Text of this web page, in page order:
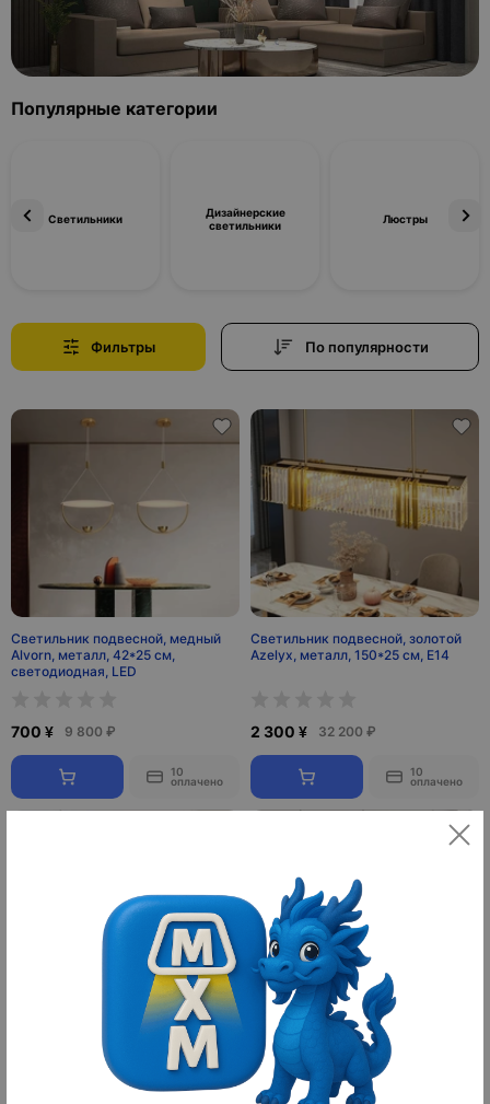
Популярные категории
Светильники
Дизайнерские
светильники
Люстры
Фильтры По популярности
Светильник подвесной, медный
Alvorn, металл, 42*25 см,
светодиодная, LED
700 ¥ 9 800 ₽
10
оплачено
Светильник подвесной, золотой
Azelyx, металл, 150*25 см, E14
2 300 ¥ 32 200 ₽
10
оплачено
Светильник подвесной, медный,
Eluvora, металл, 120*17 см,
светодиодная, LED
Светильник подвесной, черный,
Elevara, металл, 200*10 см,
светодиодная, LED